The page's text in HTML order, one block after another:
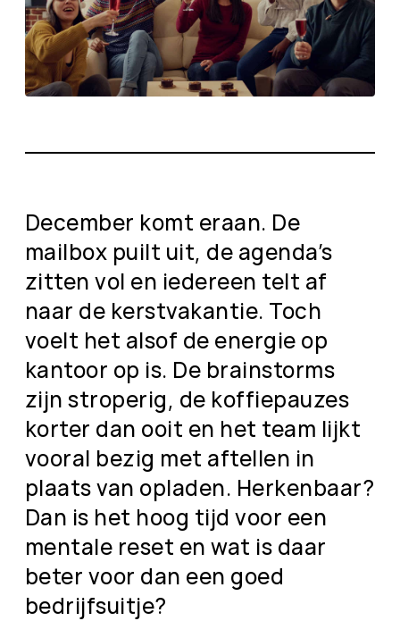
December komt eraan. De
mailbox puilt uit, de agenda’s
zitten vol en iedereen telt af
naar de kerstvakantie. Toch
voelt het alsof de energie op
kantoor op is. De brainstorms
zijn stroperig, de koffiepauzes
korter dan ooit en het team lijkt
vooral bezig met aftellen in
plaats van opladen. Herkenbaar?
Dan is het hoog tijd voor een
mentale reset en wat is daar
beter voor dan een goed
bedrijfsuitje?